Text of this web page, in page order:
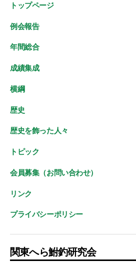
トップページ
例会報告
年間総合
成績集成
横綱
歴史
歴史を飾った人々
トピック
会員募集（お問い合わせ）
リンク
プライバシーポリシー
関東へら鮒釣研究会